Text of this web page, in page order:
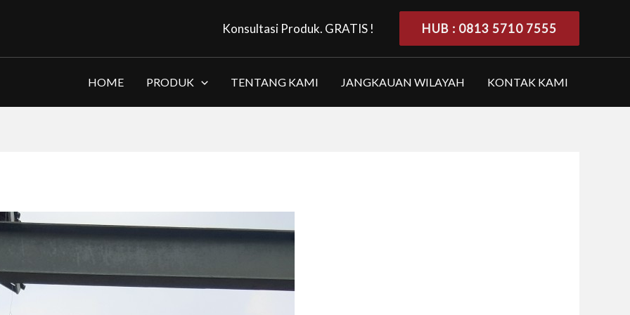
Konsultasi Produk. GRATIS ! HUB : 0813 5710 7555
HOME PRODUK TENTANG KAMI JANGKAUAN WILAYAH KONTAK KAMI